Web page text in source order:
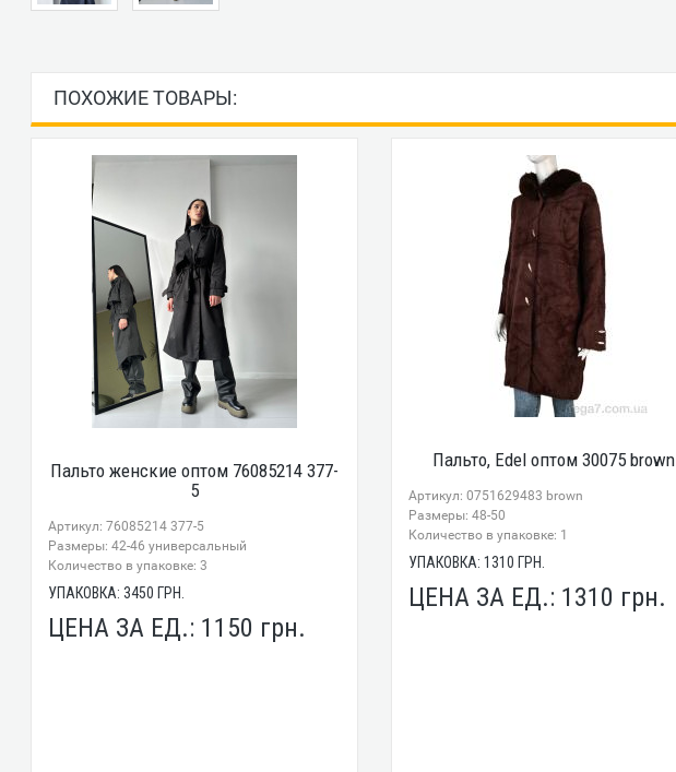
ПОХОЖИЕ ТОВАРЫ:
Пальто женские оптом 76085214 377-
5
Артикул: 76085214 377-5
Размеры: 42-46 универсальный
Количество в упаковке: 3
УПАКОВКА:3450 ГРН.
ЦЕНА ЗА ЕД.: 1150 грн.
Пальто, Edel оптом 30075 brown
Артикул: 0751629483 brown
Размеры: 48-50
Количество в упаковке: 1
УПАКОВКА: 1310 ГРН.
ЦЕНА ЗА ЕД.: 1310 грн.